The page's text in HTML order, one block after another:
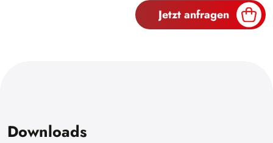
Jetzt anfragen
Downloads